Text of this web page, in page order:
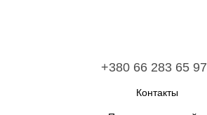
+380 66 283 65 97
Контакты